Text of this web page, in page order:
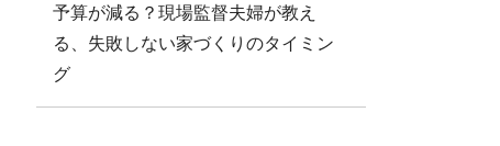
予算が減る？現場監督夫婦が教え
る、失敗しない家づくりのタイミン
グ